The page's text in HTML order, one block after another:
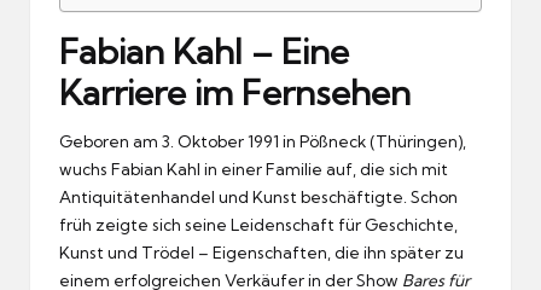
Fabian Kahl – Eine
Karriere im Fernsehen
Geboren am 3. Oktober 1991 in Pößneck (Thüringen),
wuchs Fabian Kahl in einer Familie auf, die sich mit
Antiquitätenhandel und Kunst beschäftigte. Schon
früh zeigte sich seine Leidenschaft für Geschichte,
Kunst und Trödel – Eigenschaften, die ihn später zu
einem erfolgreichen Verkäufer in der Show Bares für